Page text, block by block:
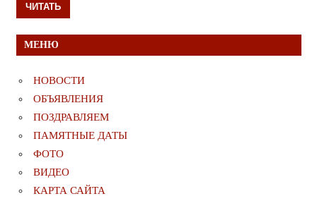
ЧИТАТЬ
МЕНЮ
НОВОСТИ
ОБЪЯВЛЕНИЯ
ПОЗДРАВЛЯЕМ
ПАМЯТНЫЕ ДАТЫ
ФОТО
ВИДЕО
КАРТА САЙТА